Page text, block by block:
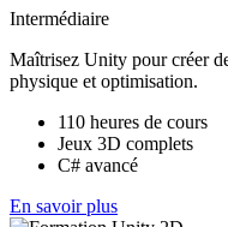
Intermédiaire
Maîtrisez Unity pour créer
physique et optimisation.
110 heures de cours
Jeux 3D complets
C# avancé
En savoir plus